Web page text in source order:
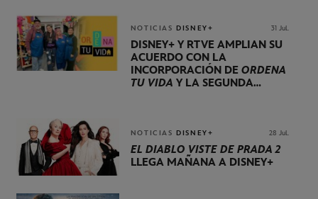
NOTICIAS DISNEY+ 31 Jul.
DISNEY+ Y RTVE AMPLÍAN SU
ACUERDO CON LA
INCORPORACIÓN DE ORDENA
TU VIDA Y LA SEGUNDA
NOTICIAS DISNEY+ 28 Jul.
EL DIABLO VISTE DE PRADA 2
LLEGA MAÑANA A DISNEY+